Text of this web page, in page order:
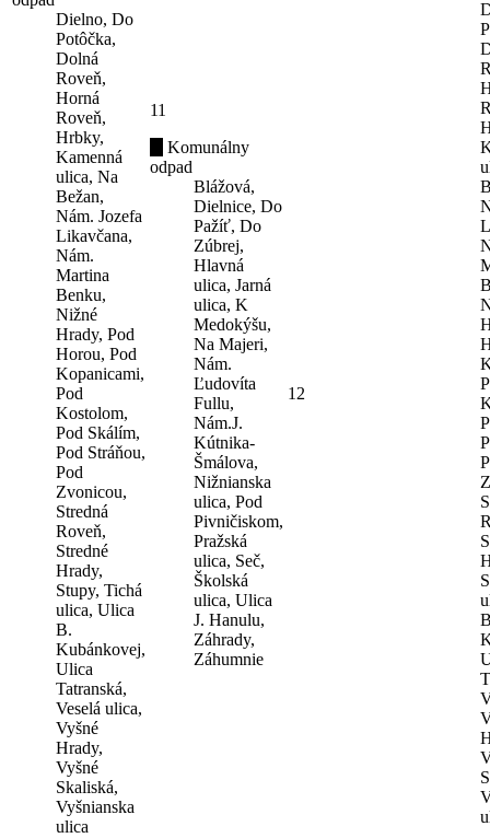
Dielno, Do
Potôčka,
Dolná
Roveň,
Horná
Roveň,
Hrbky,
Kamenná
ulica, Na
Bežan,
Nám. Jozefa
Likavčana,
Nám.
Martina
Benku,
Nižné
Hrady, Pod
Horou, Pod
Kopanicami,
Pod
Kostolom,
Pod Skálím,
Pod Stráňou,
Pod
Zvonicou,
Stredná
Roveň,
Stredné
Hrady,
Stupy, Tichá
ulica, Ulica
B.
Kubánkovej,
Ulica
Tatranská,
Veselá ulica,
Vyšné
Hrady,
Vyšné
Skaliská,
Vyšnianska
ulica
11
Komunálny
odpad
Blážová,
Dielnice, Do
Pažíť, Do
Zúbrej,
Hlavná
ulica, Jarná
ulica, K
Medokýšu,
Na Majeri,
Nám.
Ľudovíta
Fullu,
Nám.J.
Kútnika-
Šmálova,
Nižnianska
ulica, Pod
Pivničiskom,
Pražská
ulica, Seč,
Školská
ulica, Ulica
J. Hanulu,
Záhrady,
Záhumnie
12